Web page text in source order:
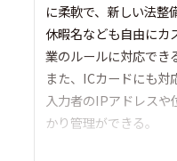
に柔軟で、新しい法整
休暇名なども自由にカ
業のルールに対応でき
また、ICカードにも対
入力者のIPアドレスや
かり管理ができる。